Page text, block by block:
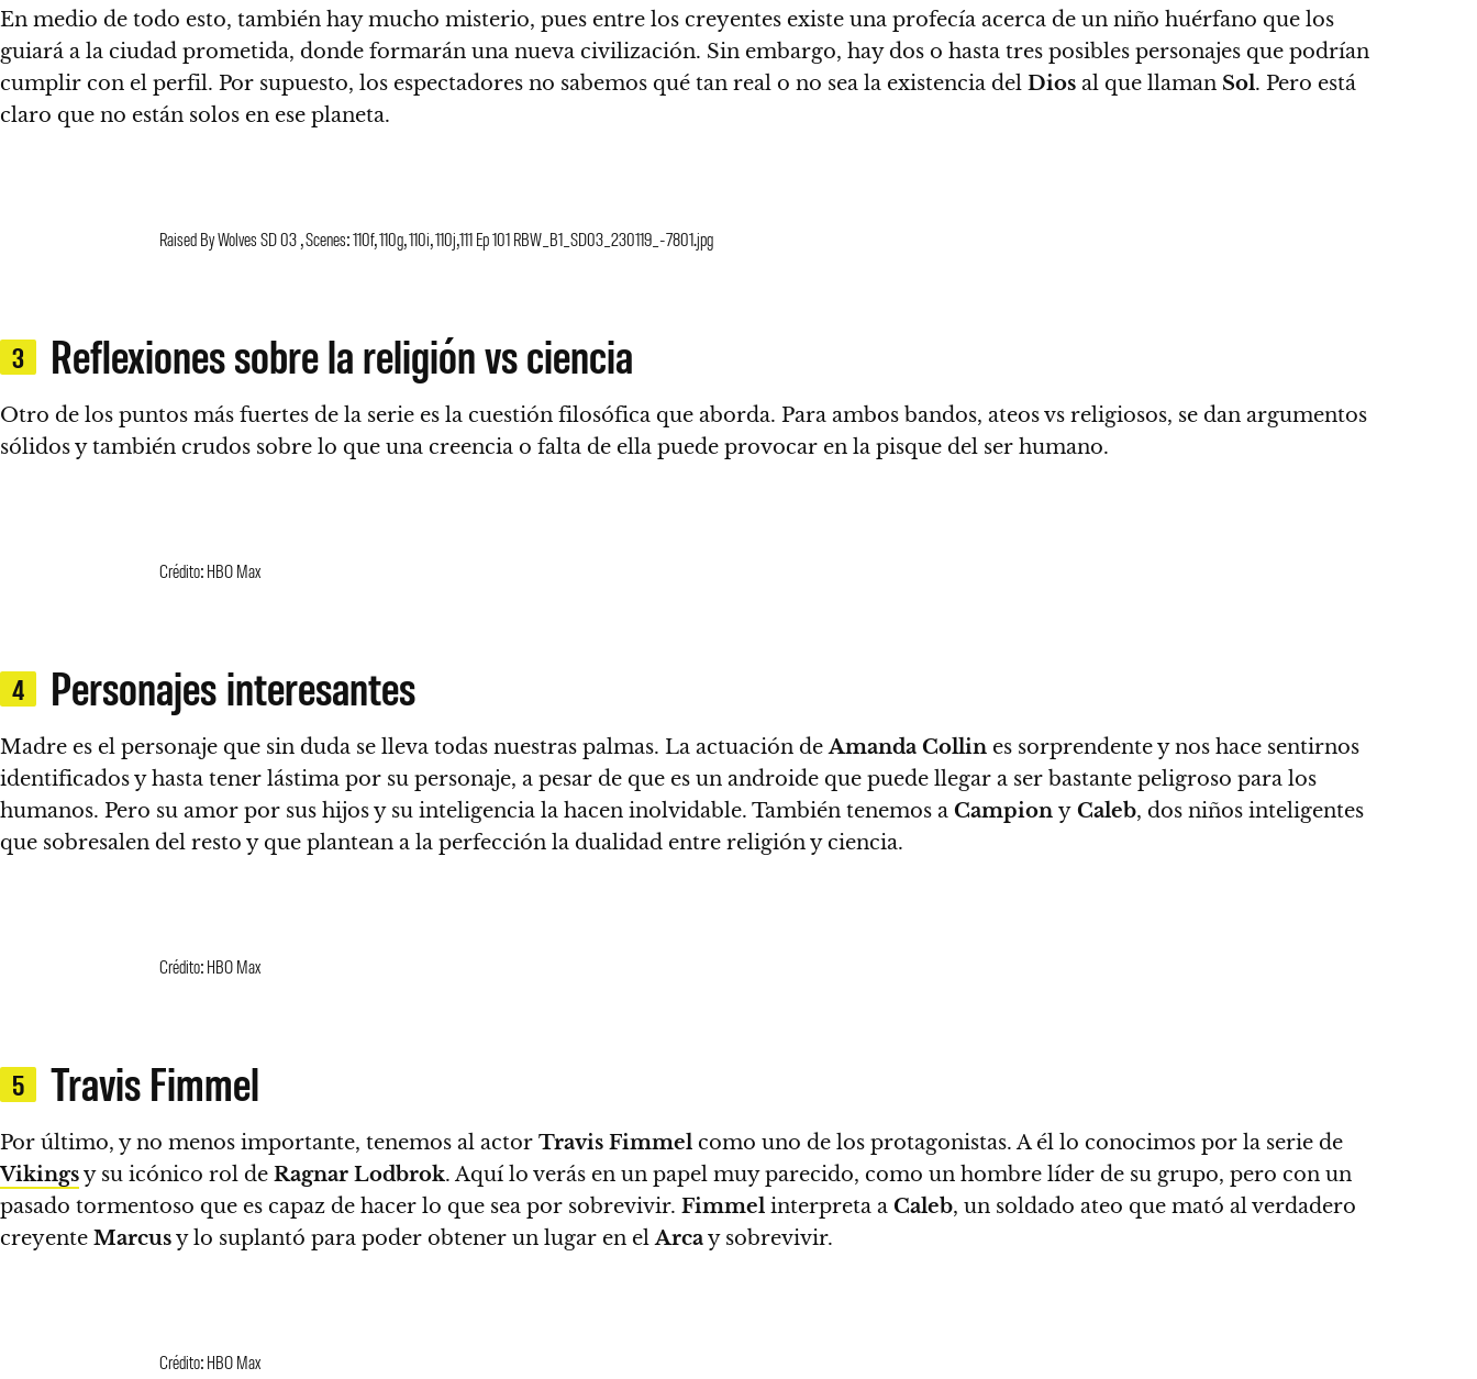
En medio de todo esto, también hay mucho misterio, pues entre los creyentes existe una profecía acerca de un niño huérfano que los
guiará a la ciudad prometida, donde formarán una nueva civilización. Sin embargo, hay dos o hasta tres posibles personajes que podrían
cumplir con el perfil. Por supuesto, los espectadores no sabemos qué tan real o no sea la existencia del Dios al que llaman Sol. Pero está
claro que no están solos en ese planeta.
Raised By Wolves SD 03 , Scenes: 110f, 110g, 110i, 110j,111 Ep 101 RBW_B1_SD03_230119_-7801.jpg
3 Reflexiones sobre la religión vs ciencia
Otro de los puntos más fuertes de la serie es la cuestión filosófica que aborda. Para ambos bandos, ateos vs religiosos, se dan argumentos
sólidos y también crudos sobre lo que una creencia o falta de ella puede provocar en la pisque del ser humano.
Crédito: HBO Max
4 Personajes interesantes
Madre es el personaje que sin duda se lleva todas nuestras palmas. La actuación deAmanda Collin es sorprendente y nos hace sentirnos
identificados y hasta tener lástima por su personaje, a pesar de que es un androide que puede llegar a ser bastante peligroso para los
humanos. Pero su amor por sus hijos y su inteligencia la hacen inolvidable. También tenemos a Campion y Caleb, dos niños inteligentes
que sobresalen del resto y que plantean a la perfección la dualidad entre religión y ciencia.
Crédito: HBO Max
5 Travis Fimmel
Por último, y no menos importante, tenemos al actor Travis Fimmel como uno de los protagonistas. A él lo conocimos por la serie de
Vikingsy su icónico rol de Ragnar Lodbrok. Aquí lo verás en un papel muy parecido, como un hombre líder de su grupo, pero con un
pasado tormentoso que es capaz de hacer lo que sea por sobrevivir. Fimmel interpreta a Caleb, un soldado ateo que mató al verdadero
creyente Marcusy lo suplantó para poder obtener un lugar en elArcay sobrevivir.
Crédito: HBO Max